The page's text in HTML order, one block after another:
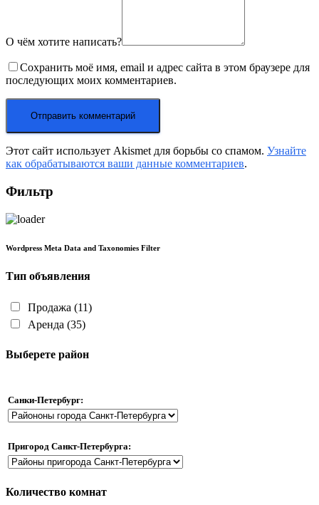
О чём хотите написать?
Сохранить моё имя, email и адрес сайта в этом браузере для
последующих моих комментариев.
Этот сайт использует Akismet для борьбы со спамом. Узнайте
как обрабатываются ваши данные комментариев.
Фильтр
Wordpress Meta Data and Taxonomies Filter
Тип объявления
Продажа (11)
Аренда (35)
Выберете район
Санки-Петербург:
Пригород Санкт-Петербурга:
Количество комнат